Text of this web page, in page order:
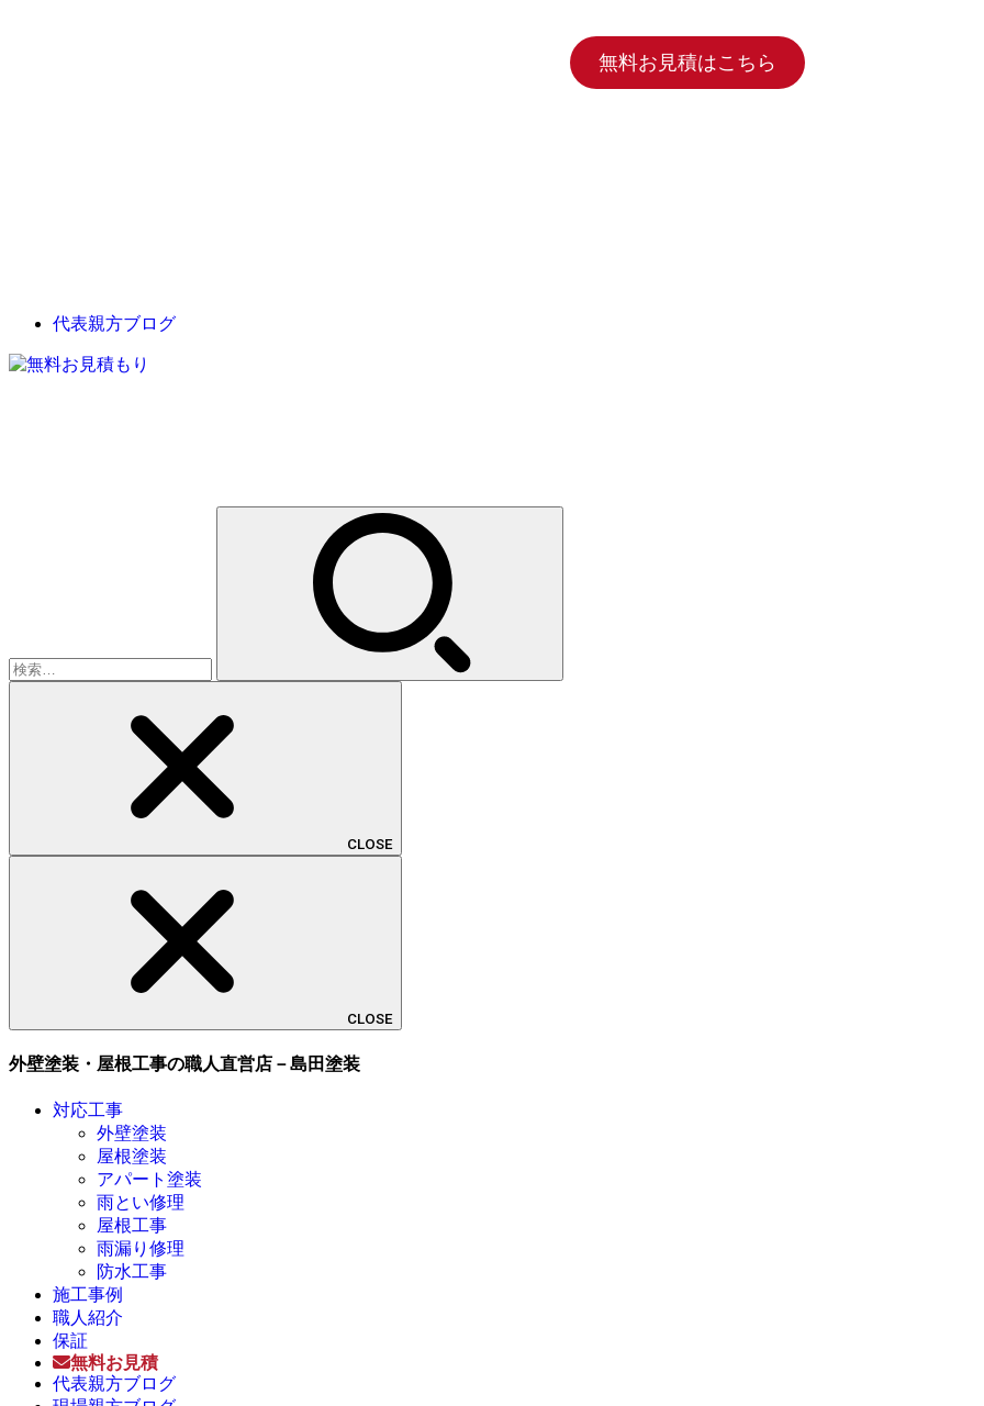
無料お見積はこちら
代表親方ブログ
CLOSE
CLOSE
外壁塗装・屋根工事の職人直営店－島田塗装
対応工事
外壁塗装
屋根塗装
アパート塗装
雨とい修理
屋根工事
雨漏り修理
防水工事
施工事例
職人紹介
保証
無料お見積
代表親方ブログ